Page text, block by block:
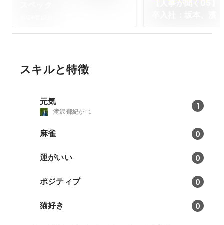
スキルと特徴
元気 1
滝沢 郁紀が+1
麻雀 0
運がいい 0
ポジティブ 0
猫好き 0